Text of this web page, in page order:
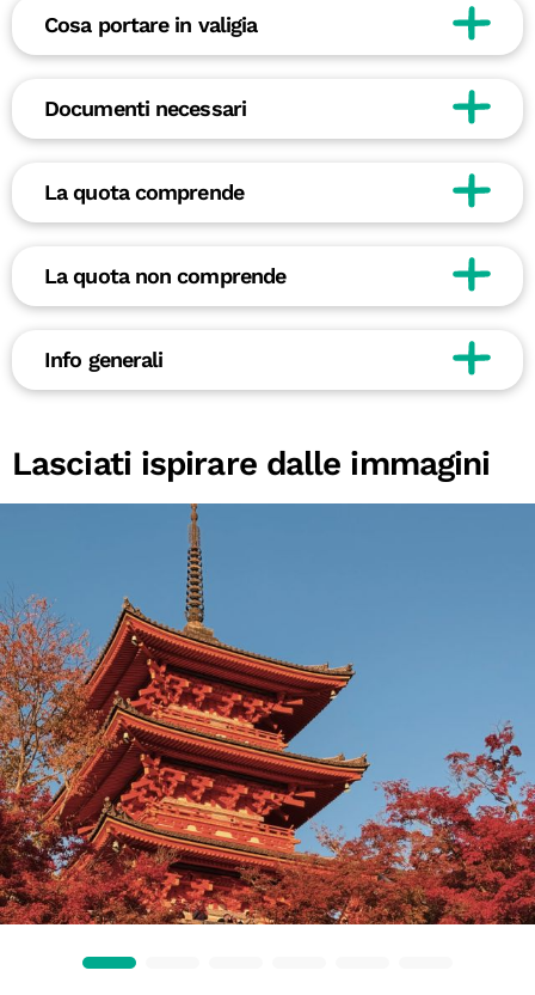
Cosa portare in valigia
Documenti necessari
La quota comprende
La quota non comprende
Info generali
Lasciati ispirare dalle immagini